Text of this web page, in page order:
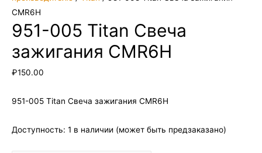
CMR6H
951-005 Titan Свеча
зажигания CMR6H
₽150.00
951-005 Titan Свеча зажигания CMR6H
Доступность: 1 в наличии (может быть предзаказано)